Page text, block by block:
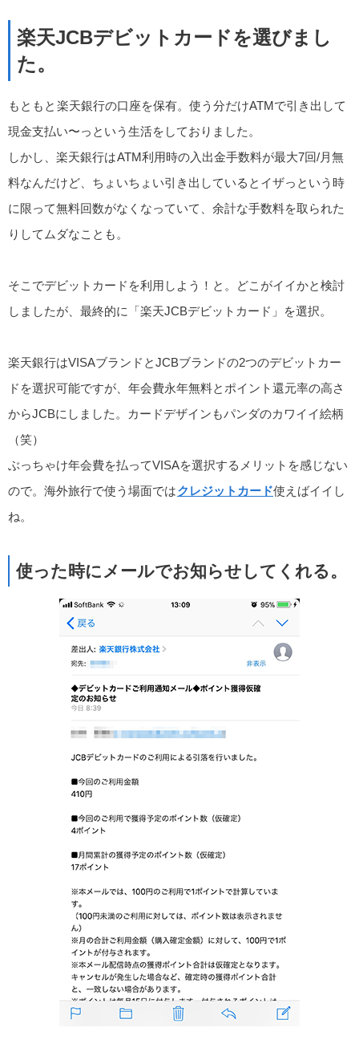
楽天JCBデビットカードを選びまし
た。
もともと 楽天銀行の口座を保有。使う分だけATMで引き出して
現金支払い〜っという生活をしておりました。
しかし、楽天銀行はATM利用時の入出金手数料が最大7回/月無
料なんだけど、ちょいちょい引き出しているとイザっという時
に限って無料回数がなくなっていて、余計な手数料を取られた
りしてムダなことも。
そこでデビットカードを利用しよう！と。どこがイイかと検討
しましたが、最終的に「楽天JCBデビットカード」を選択。
楽天銀行はVISAブランドとJCBブランドの2つのデビットカー
ドを選択可能ですが、年会費永年無料とポイント還元率の高さ
からJCBにしました。カードデザインもパンダのカワイイ絵柄
（笑）
ぶっちゃけ年会費を払ってVISAを選択するメリットを感じない
ので。海外旅行で使う場面ではクレジットカード使えばイイし
ね。
使った時にメールでお知らせしてくれる。